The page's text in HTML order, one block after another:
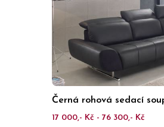
Černá rohová sedací
17 000,- Kč - 76 300,- Kč